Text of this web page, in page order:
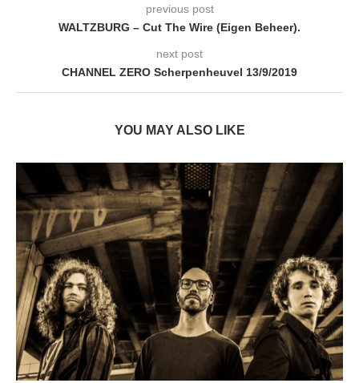
previous post
WALTZBURG – Cut The Wire (Eigen Beheer).
next post
CHANNEL ZERO Scherpenheuvel 13/9/2019
YOU MAY ALSO LIKE